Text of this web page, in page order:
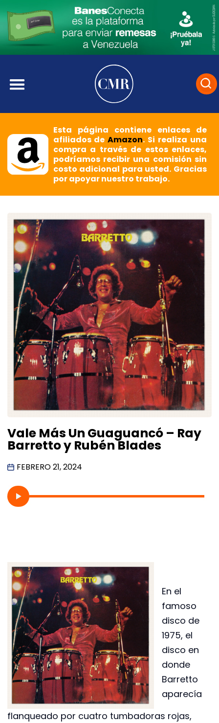
Esta página contiene enlaces de
afiliados deAmazon. Si realiza una
compra a través de estos enlaces,
podríamos recibir una comisión sin
costo adicional para usted. Gracias
por apoyar nuestro trabajo.
Vale Más Un Guaguancó – Ray
Barretto y Rubén Blades
FEBRERO 21, 2024
En el
famoso
disco de
1975, el
disco en
donde
Barretto
aparecía
flanqueado por cuatro tumbadoras rojas,